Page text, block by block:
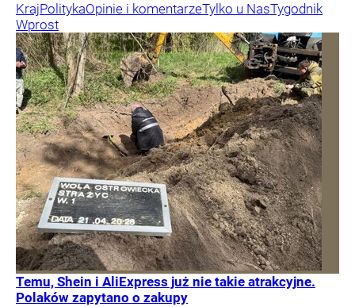
KrajPolitykaOpinie i komentarzeTylko u NasTygodnik
Wprost
Temu, Shein i AliExpress już nie takie atrakcyjne.
Polaków zapytano o zakupy